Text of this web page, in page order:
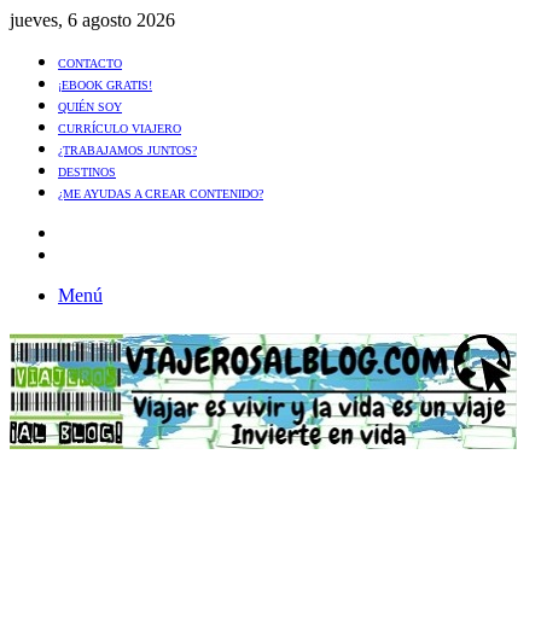
jueves, 6 agosto 2026
CONTACTO
¡EBOOK GRATIS!
QUIÉN SOY
CURRÍCULO VIAJERO
¿TRABAJAMOS JUNTOS?
DESTINOS
¿ME AYUDAS A CREAR CONTENIDO?
Menú